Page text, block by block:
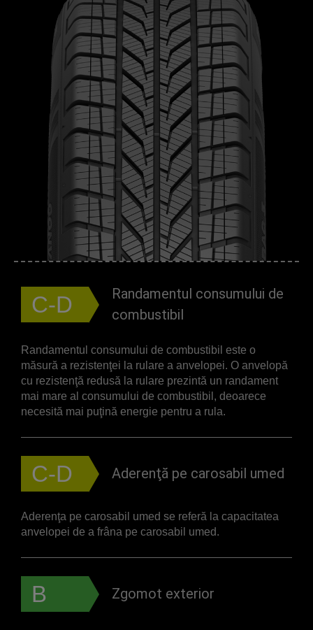
C-D
Randamentul consumului de
combustibil
Randamentul consumului de combustibil este o
măsură a rezistenţei la rulare a anvelopei. O anvelopă
cu rezistenţă redusă la rulare prezintă un randament
mai mare al consumului de combustibil, deoarece
necesită mai puţină energie pentru a rula.
C-D Aderenţă pe carosabil umed
Aderenţa pe carosabil umed se referă la capacitatea
anvelopei de a frâna pe carosabil umed.
B Zgomot exterior